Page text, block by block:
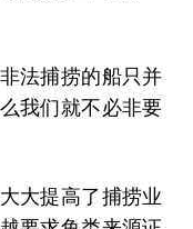
法捕捞的船只并
我们就不必非要
大提高了捕捞业